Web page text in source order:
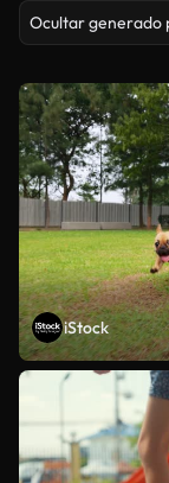
Ocultar generado
iStock